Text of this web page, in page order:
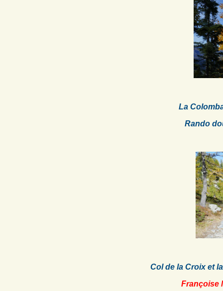
La
Rando
Col de la Croix et
Françoise